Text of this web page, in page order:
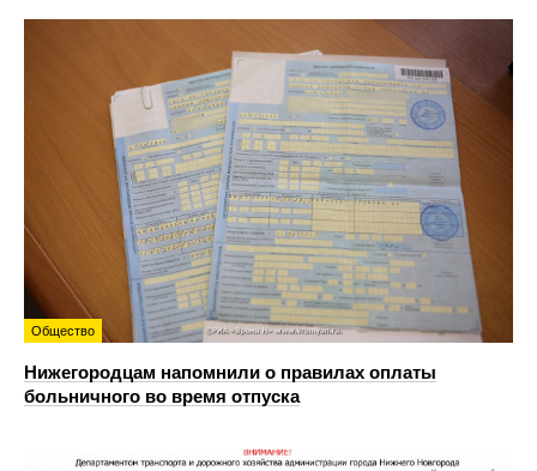
Общество
Нижегородцам напомнили о правилах оплаты
больничного во время отпуска